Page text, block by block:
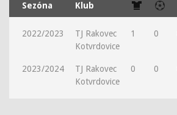
Sezóna Klub
2022/2023
TJ Rakovec
Kotvrdovice
1 0
2023/2024
TJ Rakovec
Kotvrdovice
0 0